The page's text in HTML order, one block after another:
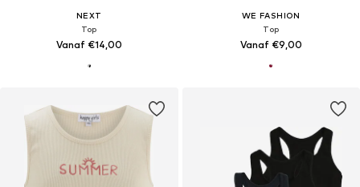
NEXT
Top
Vanaf €14,00
WE FASHION
Top
Vanaf €9,00